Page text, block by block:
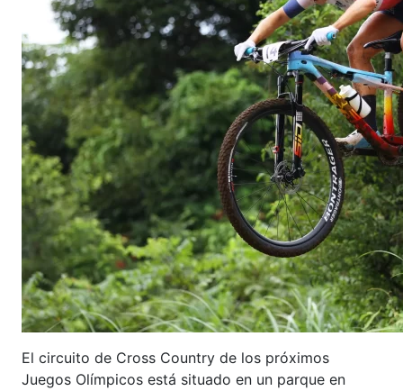
El circuito de Cross Country de los próximos
Juegos Olímpicos está situado en un parque en